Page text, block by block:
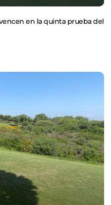
en la quinta prueba del